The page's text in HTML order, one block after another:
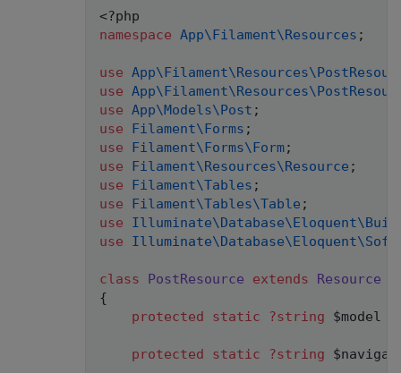
<?php
namespace App\Filament\Resources ;
use App\Filament\Resources\
use App\Filament\Resources\
use App\Models\Post ;
use
Filament\Forms ;
use
Filament\Forms\Form;
use
Filament\Resources\Resource ;
use
Filament\Tables ;
use
Filament\Tables\Table ;
use
Illuminate\Database\Eloquent\
use
Illuminate\Database\Eloquent\
class PostResource extends
Resource
{
protected
static ?string $model
protected static ?string